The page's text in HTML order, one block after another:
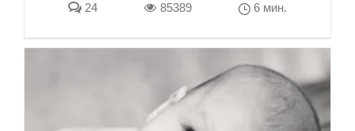
24 85389 6 мин.